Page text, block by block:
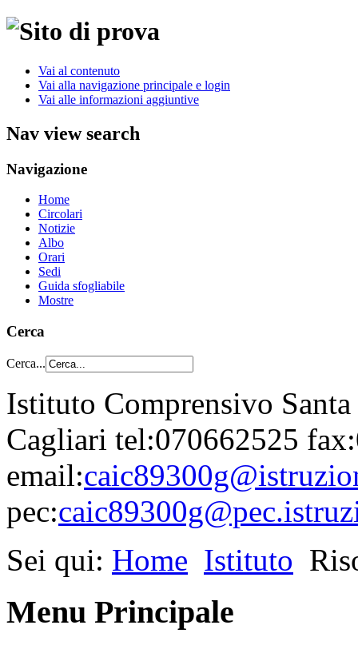
Vai al contenuto
Vai alla navigazione principale e login
Vai alle informazioni aggiuntive
Nav view search
Navigazione
Home
Circolari
Notizie
Albo
Orari
Sedi
Guida sfogliabile
Mostre
Cerca
Cerca...
Istituto Comprensivo
Cagliari tel:070662525
email:
pec:
Sei qui: Home Istituto
Menu Principale